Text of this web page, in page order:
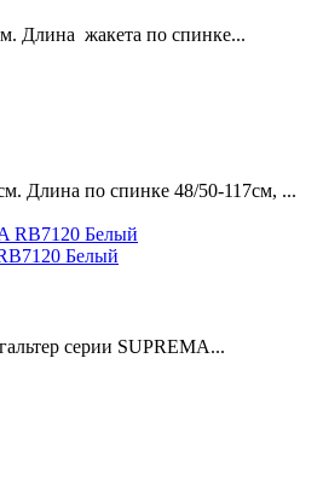
Длина жакета по спинке...
Длина по спинке 48/50-117см, ...
Белый
серии SUPREMA...